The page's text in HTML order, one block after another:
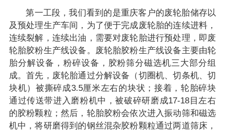
第一工段，我们看到的是重庆客户的废轮胎储存以
及预处理生产车间，为了便于完成废轮胎的连续进料，
连续裂解，连续出油，需要对废轮胎进行预处理，即废
轮胎胶粉生产线设备。废轮胎胶粉生产线设备主要由轮
胎分解设备，粉碎设备，胶粉筛分磁选机三大部分组
成。首先，废轮胎通过分解设备（切圈机、切条机、切
块机）被撕碎成3.5厘米左右的块状；接着，轮胎碎块
通过传送带进入磨粉机中，被破碎研磨成17-18目左右
的胶粉颗粒；然后，轮胎胶粉会依次进入振动筛和磁选
机中，将研磨得到的钢丝混杂胶粉颗粒通过两道筛床，